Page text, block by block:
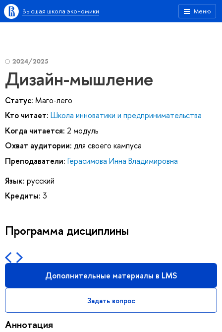
Меню
Высшая школа экономики
2024/2025
Дизайн-мышление
Статус: Маго-лего
Кто читает: Школа инноватики и предпринимательства
Когда читается: 2 модуль
Охват аудитории: для своего кампуса
Преподаватели: Герасимова Инна Владимировна
Язык: русский
Кредиты: 3
Программа дисциплины
Дополнительные материалы в LMS
Задать вопрос
Аннотация